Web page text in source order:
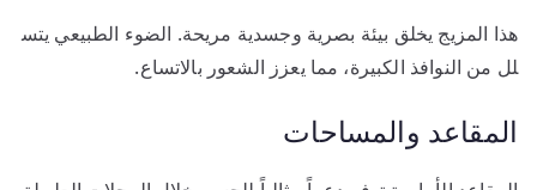
هذا المزيج يخلق بيئة بصرية وجسدية مريحة. الضوء الطبيعي يتس
لل من النوافذ الكبيرة، مما يعزز الشعور بالاتساع.
المقاعد والمساحات